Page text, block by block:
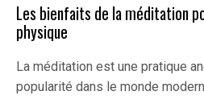
Les bienfaits de la méditation
physique
La méditation est une pratique
popularité dans le monde